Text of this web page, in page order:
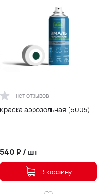
нет отзывов
Краска аэрозольная (6005)
540 ₽/ шт
В корзину